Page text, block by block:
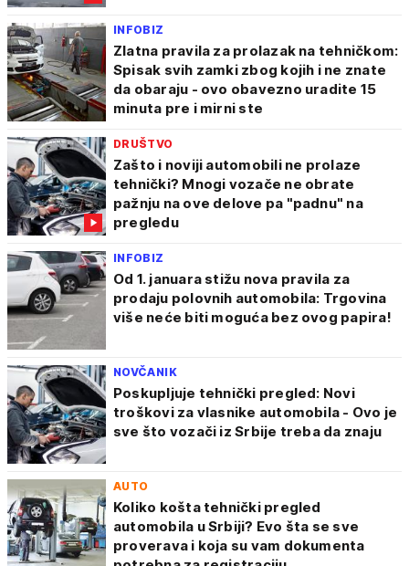
INFOBIZ
Zlatna pravila za prolazak na tehničkom:
Spisak svih zamki zbog kojih i ne znate
da obaraju - ovo obavezno uradite 15
minuta pre i mirni ste
DRUŠTVO
Zašto i noviji automobili ne prolaze
tehnički? Mnogi vozače ne obrate
pažnju na ove delove pa "padnu" na
pregledu
INFOBIZ
Od 1. januara stižu nova pravila za
prodaju polovnih automobila: Trgovina
više neće biti moguća bez ovog papira!
NOVČANIK
Poskupljuje tehnički pregled: Novi
troškovi za vlasnike automobila - Ovo je
sve što vozači iz Srbije treba da znaju
AUTO
Koliko košta tehnički pregled
automobila u Srbiji? Evo šta se sve
proverava i koja su vam dokumenta